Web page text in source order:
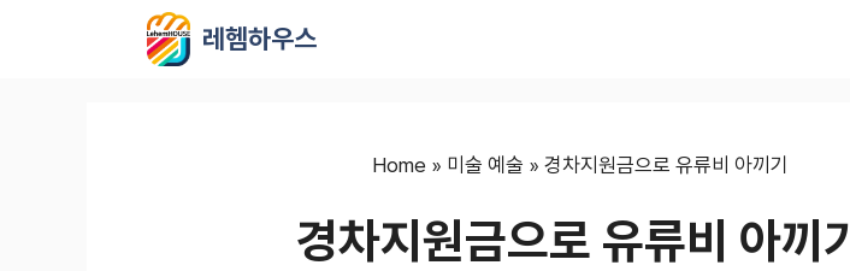
레헴하우스
Home » 미술 예술 » 경차지원금으로 유류비 아끼기
경차지원금으로 유류비 아끼기